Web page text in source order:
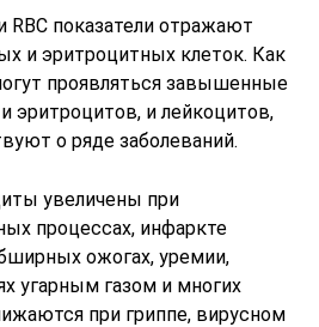
RBC показатели отражают
и эритроцитных клеток. Как
проявляться завышенные
эритроцитов, и лейкоцитов,
о ряде заболеваний.
увеличены при
процессах, инфаркте
ожогах, уремии,
угарным газом и многих
при гриппе, вирусном